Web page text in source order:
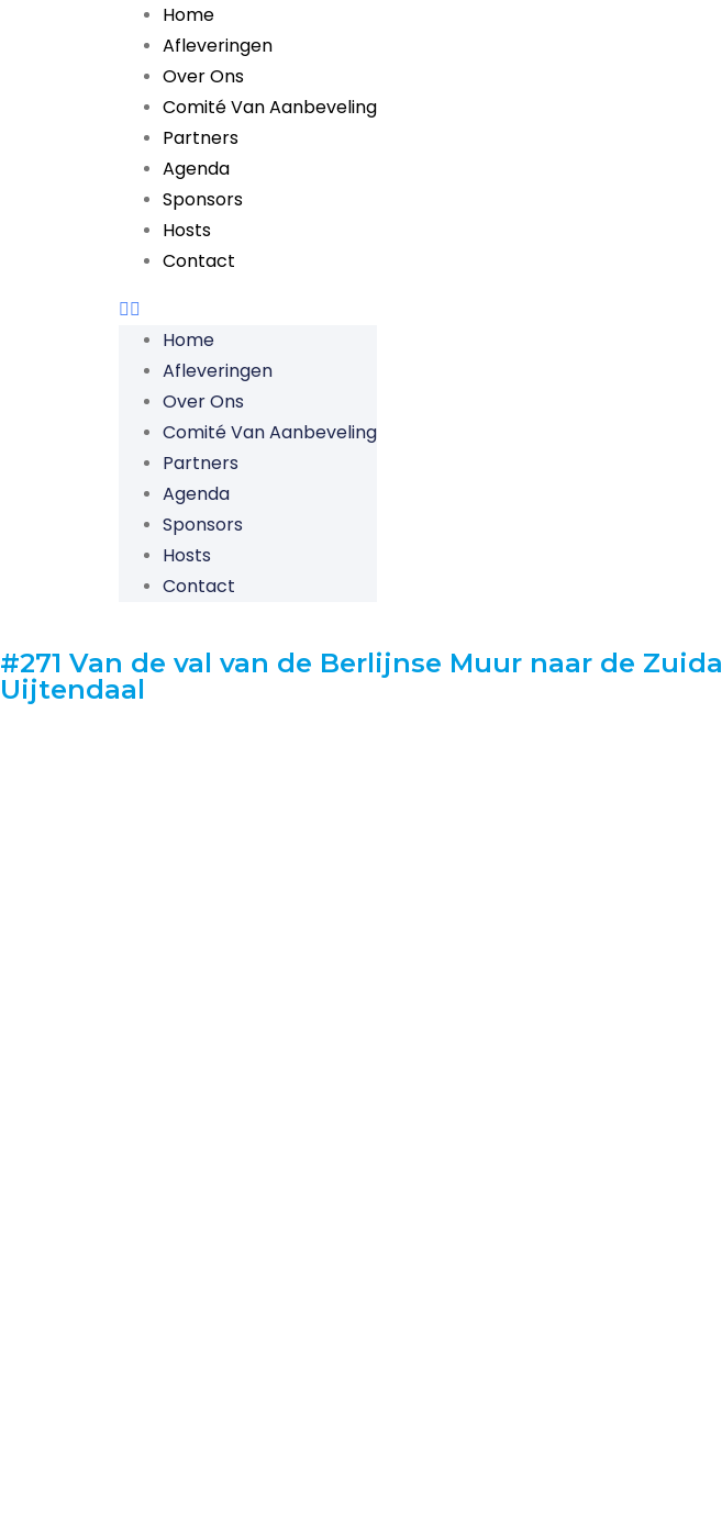
Home
Afleveringen
Over Ons
Comité Van Aanbeveling
Partners
Agenda
Sponsors
Hosts
Contact
Home
Afleveringen
Over Ons
Comité Van Aanbeveling
Partners
Agenda
Sponsors
Hosts
Contact
#271 Van de val van de Berlijnse Muur naar de
Uijtendaal